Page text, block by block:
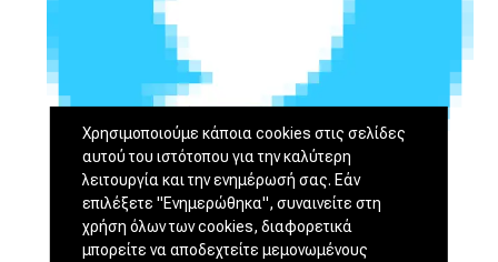
Χρησιμοποιούμε κάποια cookies στις σελίδες
αυτού του ιστότοπου για την καλύτερη
λειτουργία και την ενημέρωσή σας. Εάν
επιλέξετε "Ενημερώθηκα", συναινείτε στη
χρήση όλων των cookies, διαφορετικά
μπορείτε να αποδεχτείτε μεμονωμένους